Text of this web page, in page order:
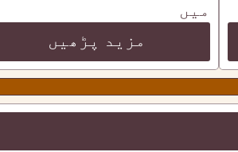
میں
مزید پڑھیں